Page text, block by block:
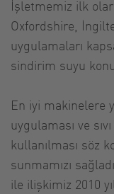
İşletmemiz ilk
Oxfordshire,
uygulamaları
sindirim suyu
En iyi makinelere
uygulaması ve
kullanılması söz
sunmamızı
ile ilişkimiz 2010